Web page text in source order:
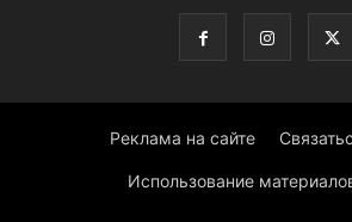
Реклама на сайте
Использование